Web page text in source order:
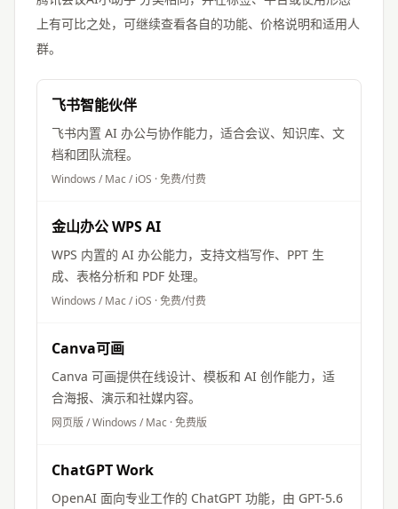
上有可比之处，可继续查看各自的功能、价格说明和适用人
群。
飞书智能伙伴
飞书内置 AI 办公与协作能力，适合会议、知识库、文
档和团队流程。
Windows / Mac / iOS ·免费/付费
金山办公 WPS AI
WPS 内置的 AI 办公能力，支持文档写作、PPT 生
成、表格分析和 PDF 处理。
Windows / Mac / iOS ·免费/付费
Canva可画
Canva 可画提供在线设计、模板和 AI 创作能力，适
合海报、演示和社媒内容。
网页版 / Windows / Mac ·免费版
ChatGPT Work
OpenAI 面向专业工作的 ChatGPT 功能，由 GPT-5.6